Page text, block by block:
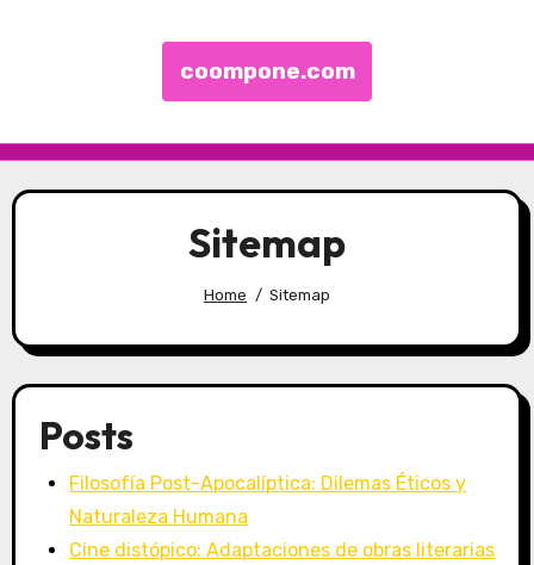
coompone.com
Sitemap
Home Sitemap
Posts
Filosofía Post-Apocalíptica: Dilemas Éticos y
Naturaleza Humana
Cine distópico: Adaptaciones de obras literarias